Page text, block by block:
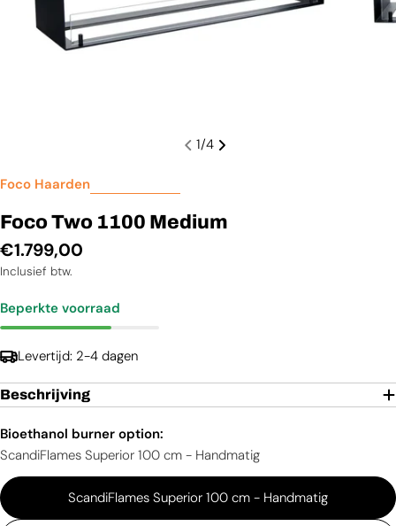
1/4
Foco Haarden
Foco Two 1100 Medium
Normale
prijs
€1.799,00
Inclusief btw.
Beperkte voorraad
Levertijd: 2-4 dagen
Beschrijving
Bioethanol burner option:
ScandiFlames Superior 100 cm - Handmatig
ScandiFlames Superior 100 cm - Handmatig